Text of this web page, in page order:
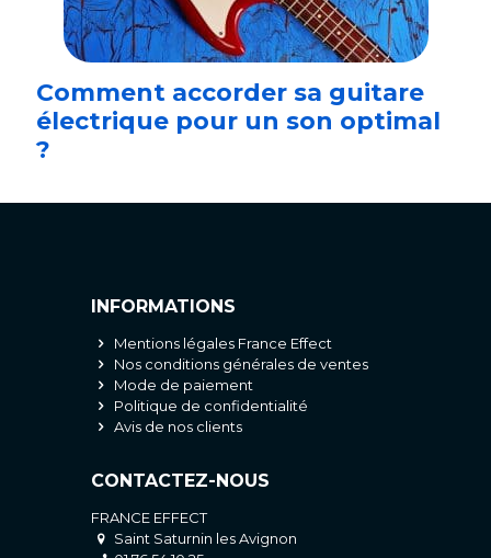
Comment accorder sa guitare
électrique pour un son optimal
?
INFORMATIONS
Mentions légales France Effect
Nos conditions générales de ventes
Mode de paiement
Politique de confidentialité
Avis de nos clients
CONTACTEZ-NOUS
FRANCE EFFECT
Saint Saturnin les Avignon